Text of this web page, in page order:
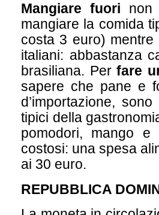
Mangiare fuori non
mangiare la comida
costa 3 euro)
italiani: abbastanza
brasiliana. Perfare
sapere che pane e
d’importazione,
tipici della
pomodori, mango e
costosi: una spesa
ai 30 euro.
REPUBBLICA